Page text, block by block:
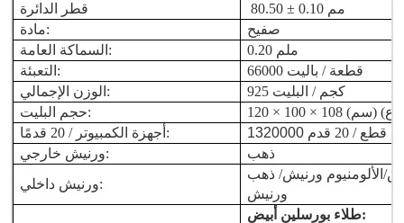
قطر الدائرة
80.50 ± 0.10 مم
مادة:
صفيح
السماكة العامة:
0.20 ملم
التعبئة:
66000 قطعة / باليت
الوزن الإجمالي:
925 كجم / البليت
حجم البليت:
أجهزة الكمبيوتر / 20 قدمًا:
1320000
قطع / 20 قدم
ورنيش خارجي:
ذهب
ورنيش داخلي:
/الألومنيوم ورنيش
ورنيش
طلاء بورسلين أبيض: